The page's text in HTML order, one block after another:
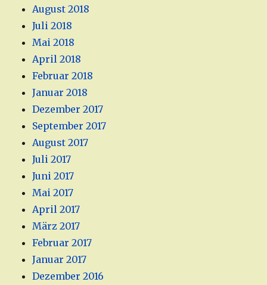
August 2018
Juli 2018
Mai 2018
April 2018
Februar 2018
Januar 2018
Dezember 2017
September 2017
August 2017
Juli 2017
Juni 2017
Mai 2017
April 2017
März 2017
Februar 2017
Januar 2017
Dezember 2016